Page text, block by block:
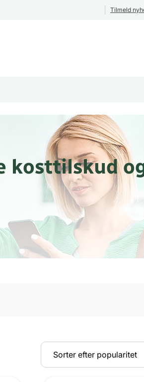
Tilmeld
kosttilskud